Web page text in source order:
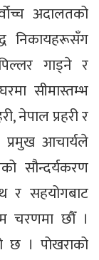
अदालतको
निकायहरूसँग
गाड्ने र
सीमास्तम्भ
नेपाल प्रहरी र
प्रमुख आचार्यले
सौन्दर्यकरण
र सहयोगबाट
चरणमा छौँ ।
छ । पोखराको